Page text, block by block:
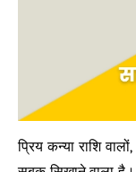
प्रिय कन्या राशि